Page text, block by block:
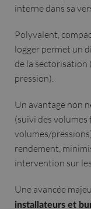
interne dans sa
Polyvalent,
logger permet un
de la sectorisation
pression).
Un avantage non
(suivi des
volumes/
rendement,
intervention sur
Une avancée
installateurs et